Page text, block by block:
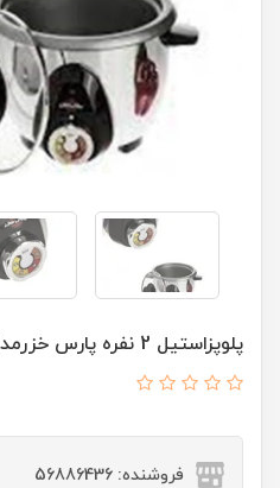
پلوپزاستیل 2 نفره پارس خزرمدل RC-61TS
فروشنده: 56886436